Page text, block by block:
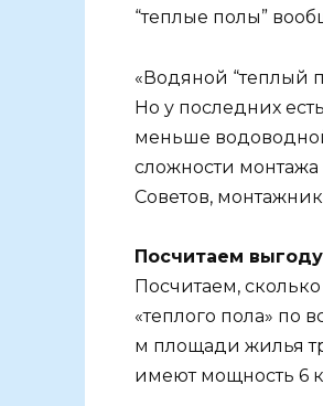
“теплые полы”
«Водяной “теплый
Но у последних
меньше водоводной
сложности
Советов,
Посчитаем выгоду
Посчитаем,
«теплого пола» по
м площади жилья
имеют мощность 6